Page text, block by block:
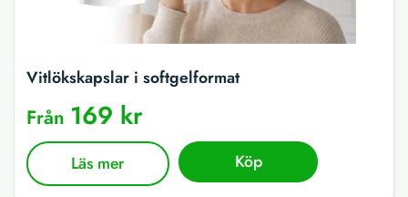
Vitlökskapslar i softgelformat
Från 169 kr
Läs mer Köp